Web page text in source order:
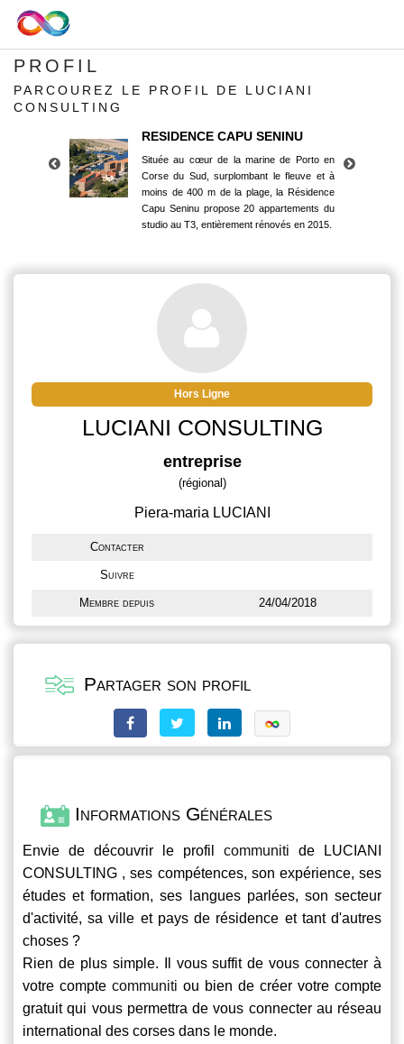
PROFIL
PARCOUREZ LE PROFIL DE LUCIANI
CONSULTING
RESIDENCE CAPU SENINU
Située au cœur de la marine de Porto en
Corse du Sud, surplombant le fleuve et à
moins de 400 m de la plage, la Résidence
Capu Seninu propose 20 appartements du
studio au T3, entièrement rénovés en 2015.
Corse du Sud, surplombant le fleuve et à
moins de 400 m de la plage, la Résidence
Capu Seninu propose 20 appartements du
studio au T3, entièrement rénovés en 2015.
Hors Ligne
LUCIANI CONSULTING
entreprise
(régional)
Piera-maria LUCIANI
Contacter
Suivre
Membre depuis 24/04/2018
Partager son profil
Informations Générales
Envie de découvrir le profil communiti de LUCIANI
CONSULTING , ses compétences, son expérience, ses
études et formation, ses langues parlées, son secteur
d'activité, sa ville et pays de résidence et tant d'autres
choses ?
Rien de plus simple. Il vous suffit de vous connecter à
votre compte communiti ou bien de créer votre compte
gratuit qui vous permettra de vous connecter au réseau
international des corses dans le monde.